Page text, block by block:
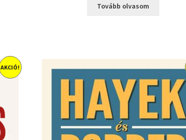
Tovább olvasom
AKCIÓ!